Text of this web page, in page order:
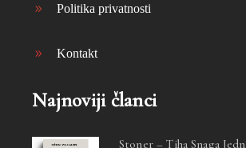
Politika privatnosti
Kontakt
Najnoviji članci
Stoner – Tiha Snaga